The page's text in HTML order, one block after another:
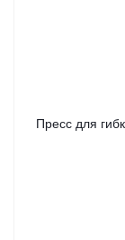
Пресс для